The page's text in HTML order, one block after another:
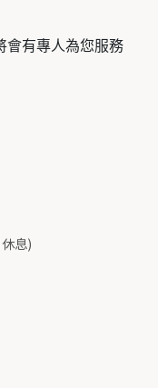
會有專人為您服務
息)